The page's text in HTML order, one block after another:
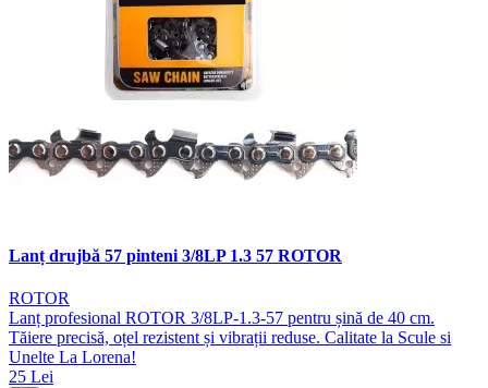
Lanț drujbă 57 pinteni 3/8LP 1.3 57 ROTOR
ROTOR
Lanț profesional ROTOR 3/8LP-1.3-57 pentru șină de 40 cm.
Tăiere precisă, oțel rezistent și vibrații reduse. Calitate la Scule si
Unelte La Lorena!
25 Lei